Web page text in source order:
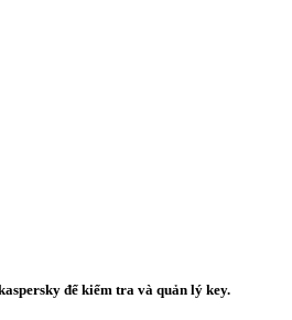
để kiểm tra và quản lý key.